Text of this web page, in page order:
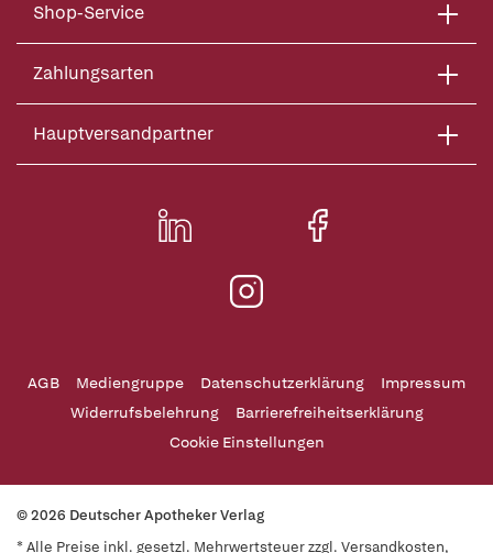
Shop-Service
Zahlungsarten
Hauptversandpartner
AGB Mediengruppe Datenschutzerklärung
Impressum
Widerrufsbelehrung
Barrierefreiheitserklärung
Cookie Einstellungen
© 2026 Deutscher Apotheker Verlag
* Alle Preise inkl. gesetzl. Mehrwertsteuer zzgl. Versandkosten,